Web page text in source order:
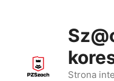
Strona